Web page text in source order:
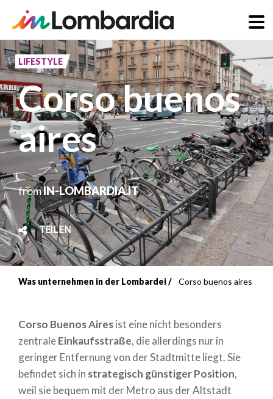
Direkt
zum
Inhalt
LIFESTYLE
Corso buenos
aires
fromIN-LOMBARDIA.IT
TEILEN
Was unternehmen in der Lombardei Corso buenos aires
Corso Buenos Airesist eine nicht besonders
zentraleEinkaufsstraße, die allerdings nur in
geringer Entfernung von der Stadtmitte liegt. Sie
befindet sich in strategisch günstiger Position,
weil sie bequem mit der Metro aus der Altstadt